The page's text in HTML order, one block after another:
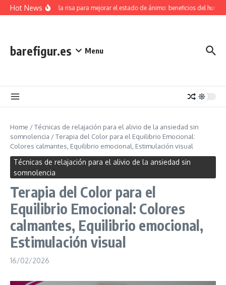
Skip to content
Hot News
Terapia de la risa para mejorar el estado de ánimo: beneficios del humor,
barefigur.es Menu
Home /Técnicas de relajación para el alivio de la ansiedad sin
somnolencia /Terapia del Color para el Equilibrio Emocional:
Colores calmantes, Equilibrio emocional, Estimulación visual
Técnicas de relajación para el alivio de la ansiedad sin
somnolencia
Terapia del Color para el
Equilibrio Emocional: Colores
calmantes, Equilibrio emocional,
Estimulación visual
16/02/2026